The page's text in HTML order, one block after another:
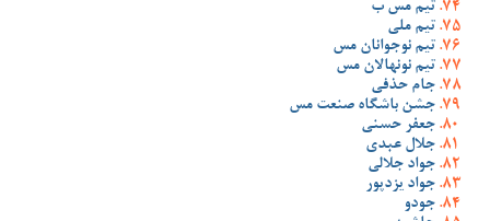
تیم مس ب
تیم ملی
تیم نوجوانان مس
تیم نونهالان مس
جام حذفی
جشن باشگاه صنعت مس
جعفر حسنی
جلال عبدی
جواد جلالی
جواد یزدپور
جودو